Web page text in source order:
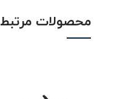
محصولات مرتبط